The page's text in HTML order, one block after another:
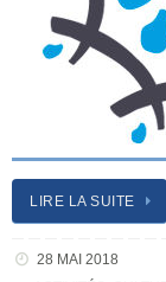
LIRE LA SUITE
28 MAI 2018